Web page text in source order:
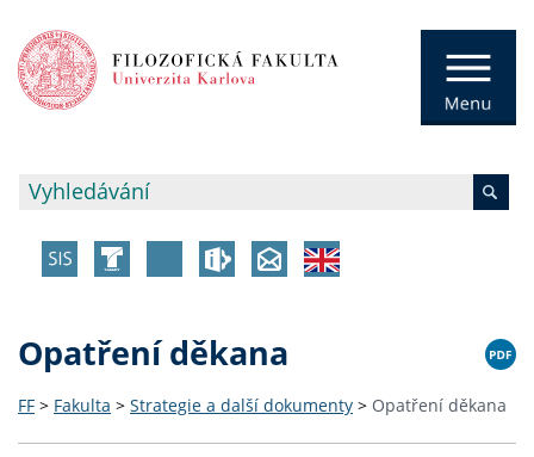
Opatření děkana
FF > Fakulta > Strategie a další dokumenty > Opatření děkana